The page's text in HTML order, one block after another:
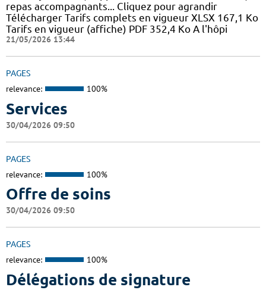
repas accompagnants... Cliquez pour agrandir
Télécharger Tarifs complets en vigueur XLSX 167,1 Ko
Tarifs en vigueur (affiche) PDF 352,4 Ko A l'hôpi
21/05/2026 13:44
PAGES
relevance: 100%
Services
30/04/2026 09:50
PAGES
relevance: 100%
Offre de soins
30/04/2026 09:50
PAGES
relevance: 100%
Délégations de signature